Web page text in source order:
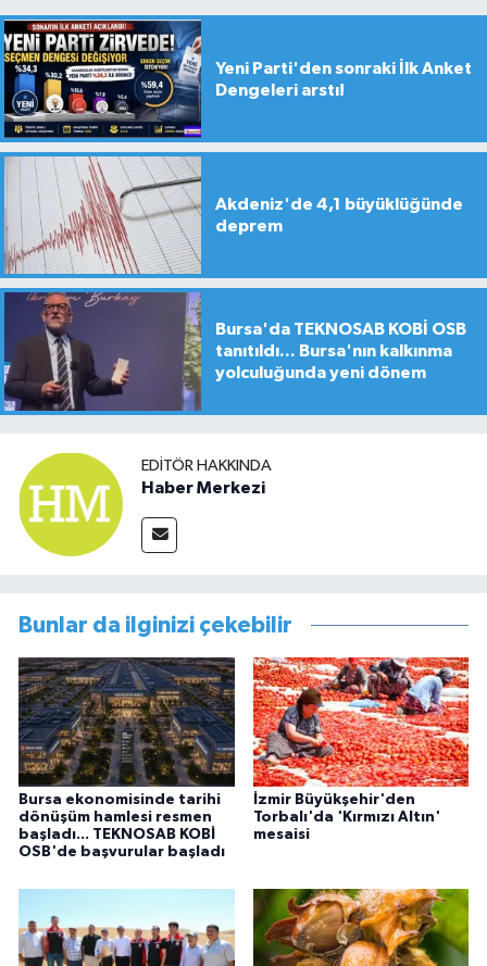
Yeni Parti'den sonraki İlk Anket
Dengeleri arstı!
Akdeniz'de 4,1 büyüklüğünde
deprem
Bursa'da TEKNOSAB KOBİ OSB
tanıtıldı... Bursa'nın kalkınma
yolculuğunda yeni dönem
EDITÖR HAKKINDA
Haber Merkezi
Bunlar da ilginizi çekebilir
Bursa ekonomisinde tarihi
dönüşüm hamlesi resmen
başladı... TEKNOSAB KOBİ
OSB'de başvurular başladı
İzmir Büyükşehir'den
Torbalı'da 'Kırmızı Altın'
mesaisi